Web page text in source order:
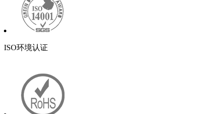
ISO环境认证